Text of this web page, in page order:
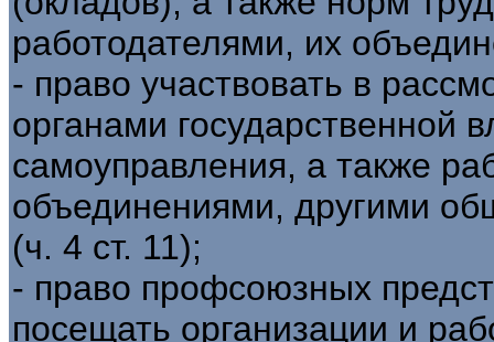
работодателями, их
- право участвовать в
органами государственной
самоуправления, а также
объединениями, другими
(ч. 4 ст. 11);
- право профсоюзных
посещать организации и